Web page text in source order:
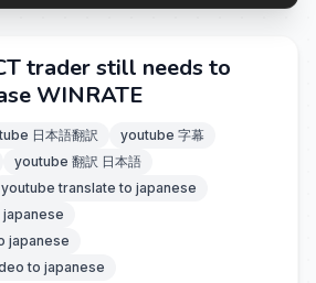
trader still needs to
WINRATE
日本語翻訳
youtube 字幕
youtube 翻訳 日本語
youtube translate to japanese
japanese
to japanese